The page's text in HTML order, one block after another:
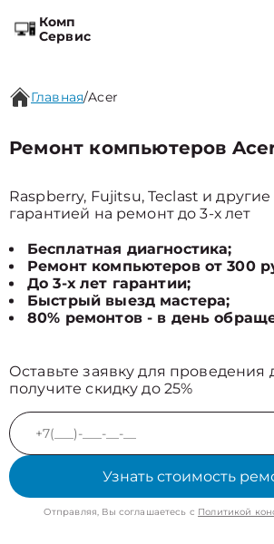
Комп
Сервис
Главная/Acer
Ремонт компьютеров
Raspberry, Fujitsu, Teclast и
гарантией на ремонт до 3-х лет
Бесплатная диагностика;
Ремонт компьютеров от 300
До 3-х лет гарантии;
Быстрый выезд мастера;
80% ремонтов - в день
Оставьте заявку для проведения
получите скидку до 25%
Узнать стоимость
Отправляя, Вы соглашаетесь с Политикой